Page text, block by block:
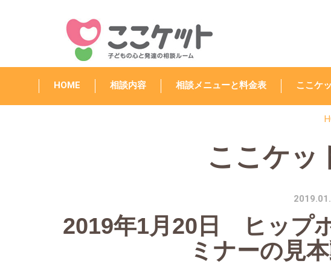
HOME 相談内容 相談メニューと料金表 ここケ
ここケッ
2019年1月20日 ヒップ
ミナーの見